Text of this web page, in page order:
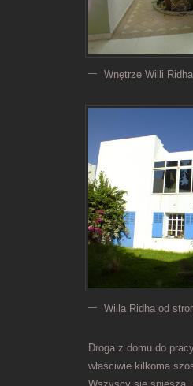
Wnętrze Willi Ridha
Willa Ridha od
Droga z domu do
właściwie kilkoma